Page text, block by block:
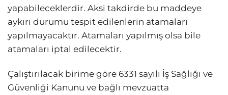
yapabileceklerdir. Aksi takdirde bu maddeye
aykırı durumu tespit edilenlerin atamaları
yapılmayacaktır. Atamaları yapılmış olsa bile
atamaları iptal edilecektir.
Çalıştırılacak birime göre 6331 sayılı İş Sağlığı ve
Güvenliği Kanunu ve bağlı mevzuatta